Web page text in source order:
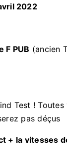
2022
F PUB (ancien
Test ! Toutes
pas déçus
+ la vitesses